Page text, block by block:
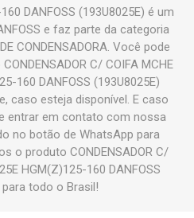
DANFOSS (193U8025E) é um
e faz parte da categoria
CONDENSADORA. Você pode
C/ COIFA MCHE
160 DANFOSS (193U8025E)
caso esteja disponível. E caso
entrar em contato com nossa
no botão de WhatsApp para
o produto CONDENSADOR C/
HGM(Z)125-160 DANFOSS
para todo o Brasil!